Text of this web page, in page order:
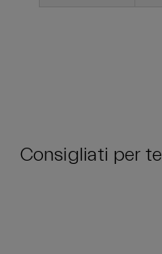
Consigliati per te